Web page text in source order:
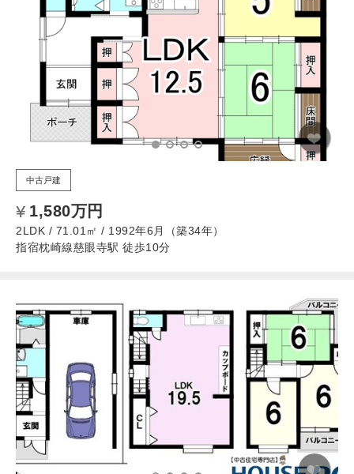
中古戸建
1,580万円
2LDK / 71.01㎡ / 1992年6月（築34年）
指宿枕崎線慈眼寺駅 徒歩10分